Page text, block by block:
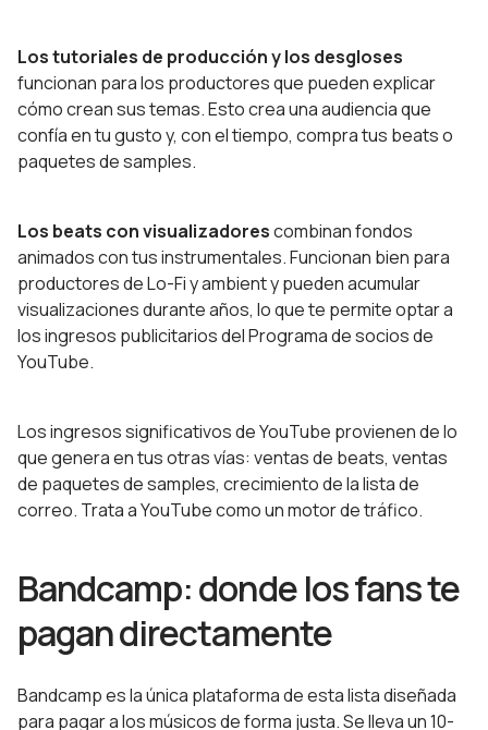
Los tutoriales de producción y los desgloses
funcionan para los productores que pueden explicar
cómo crean sus temas. Esto crea una audiencia que
confía en tu gusto y, con el tiempo, compra tus beats o
paquetes de samples.
Los beats con visualizadorescombinan fondos
animados con tus instrumentales. Funcionan bien para
productores de Lo-Fi y ambient y pueden acumular
visualizaciones durante años, lo que te permite optar a
los ingresos publicitarios del Programa de socios de
YouTube.
Los ingresos significativos de YouTube provienen de lo
que genera en tus otras vías: ventas de beats, ventas
de paquetes de samples, crecimiento de la lista de
correo. Trata a YouTube como un motor de tráfico.
Bandcamp: donde los fans te
pagan directamente
Bandcamp es la única plataforma de esta lista diseñada
para pagar a los músicos de forma justa. Se lleva un 10-